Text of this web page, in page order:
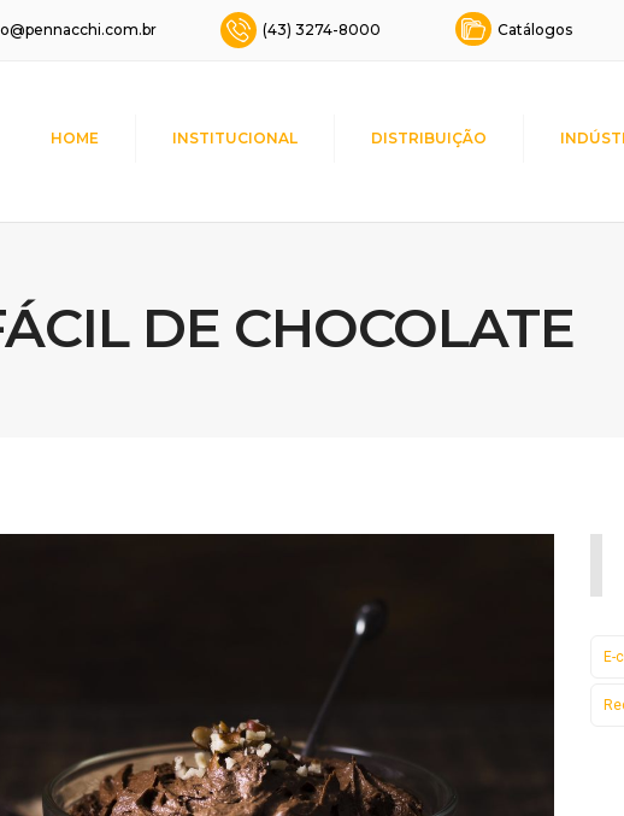
(43) 3274-8000 Catálogos
DISTRIBUIÇÃO
INSTITUCIONAL
HOME
DE CHOCOLATE
E-